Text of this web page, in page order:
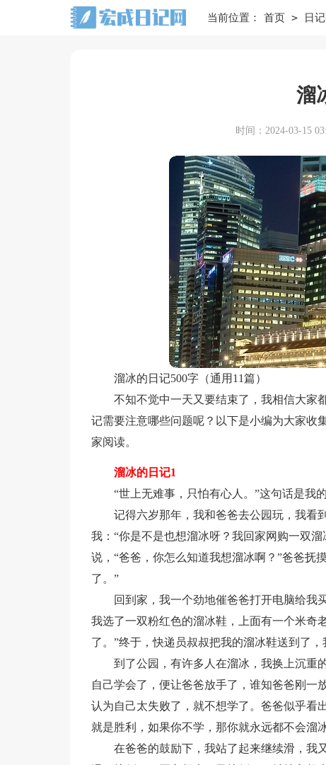
当前位置： 首页 > 日
溜
时间：2024-03-15
溜冰的日记500字（通用11篇）
不知不觉中一天又要结束了，我相信大家
记需要注意哪些问题呢？以下是小编为大家收
家阅读。
溜冰的日记1
“世上无难事，只怕有心人。”这句话是我
记得六岁那年，我和爸爸去公园玩，我看
我：“你是不是也想溜冰呀？我回家网购一双
说，“爸爸，你怎么知道我想溜冰啊？”爸爸抚
了。”
回到家，我一个劲地催爸爸打开电脑给我
我选了一双粉红色的溜冰鞋，上面有一个米奇
了。”终于，快递员叔叔把我的溜冰鞋送到了
到了公园，有许多人在溜冰，我换上沉重
自己学会了，便让爸爸放手了，谁知爸爸刚一
认为自己太失败了，就不想学了。爸爸似乎看
就是胜利，如果你不学，那你就永远都不会溜
在爸爸的鼓励下，我站了起来继续滑，我